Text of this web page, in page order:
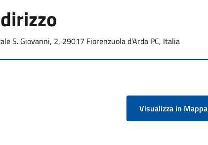
S. Giovanni, 2, 29017 Fiorenzuola d'Arda PC, Italia
Visualizza in Mappa